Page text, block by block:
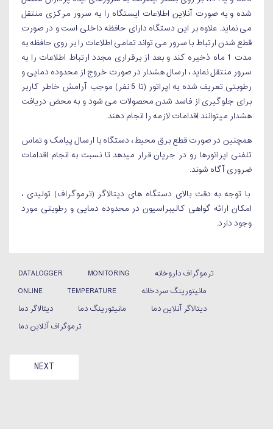
شده و به صورت آنلاین اطلاعات ایستگاه را به سرور مرکزی منتقل
می نماید. علاوه بر این دستگاه دارای حافظه داخلی است و در صورت
قطع شدن ارتباط با سرور می تواند تمامی اطلاعات را بر روی حافظه به
مدت 1 ماه ذخیره کند و بعد از برقراری مجدد ارتباط اطلاعات را به
سرور منتقل نماید ، ارسال هشدار در صورت خروج از محدوده دمایی و
رطوبتی تعریف شده به اپراتور (تا 5 نفر) موجب آرامش خاطر کاربر
برای جلوگیری از فاسد شدن محصولات می شود و به محض دریافت
هشدار میتوانند اقدامات لازمه را انجام دهند.
همچنین در صورت قطع برق محیط ، دستگاه با ارسال پیامک و تماس
تلفنی اپراتورها رو در جریان قرار میدهد تا نسبت به انجام اقدامات
ضروری آگاه شوند.
با توجه به دقت بالای دستگاه های دیتالاگر (ترموگراف) تولیدی ،
امکان ارائه گواهی کالیبراسیون در محدوده دمایی و رطوبتی مورد
وجود دارد.
DATALOGGER MONITORING
ترموگراف داروخانه
ONLINE
TEMPERATURE
مانیتورینگ سردخانه
دیتالاگر دما
مانیتورینگ دما
دیتالاگر آنلاین دما
ترموگراف آنلاین دما
NEXT